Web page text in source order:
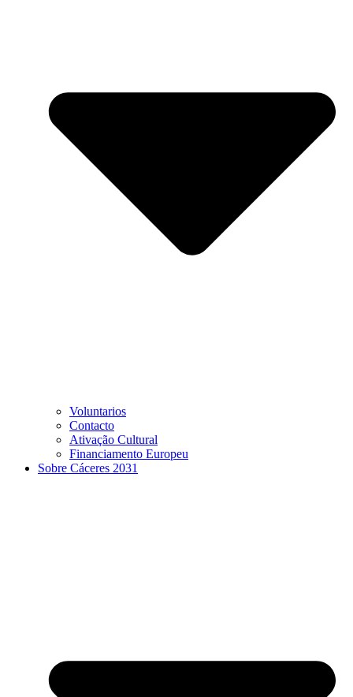
Voluntarios
Contacto
Ativação Cultural
Financiamento Europeu
Sobre Cáceres 2031